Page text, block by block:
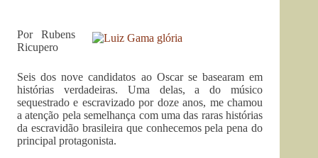
Por Rubens
Ricupero
Seis dos nove candidatos ao Oscar se basearam em
histórias verdadeiras. Uma delas, a do músico
sequestrado e escravizado por doze anos, me chamou
a atenção pela semelhança com uma das raras histórias
da escravidão brasileira que conhecemos pela pena do
principal protagonista.